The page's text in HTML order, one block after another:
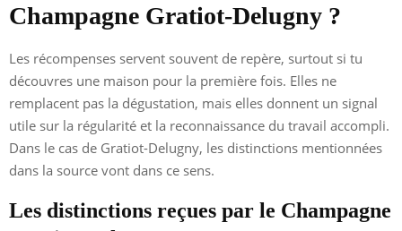
Champagne Gratiot-Delugny ?
Les récompenses servent souvent de repère, surtout si tu
découvres une maison pour la première fois. Elles ne
remplacent pas la dégustation, mais elles donnent un signal
utile sur la régularité et la reconnaissance du travail accompli.
Dans le cas de Gratiot-Delugny, les distinctions mentionnées
dans la source vont dans ce sens.
Les distinctions reçues par le Champagne